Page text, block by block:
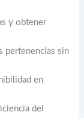
y obtener
pertenencias sin
en
del